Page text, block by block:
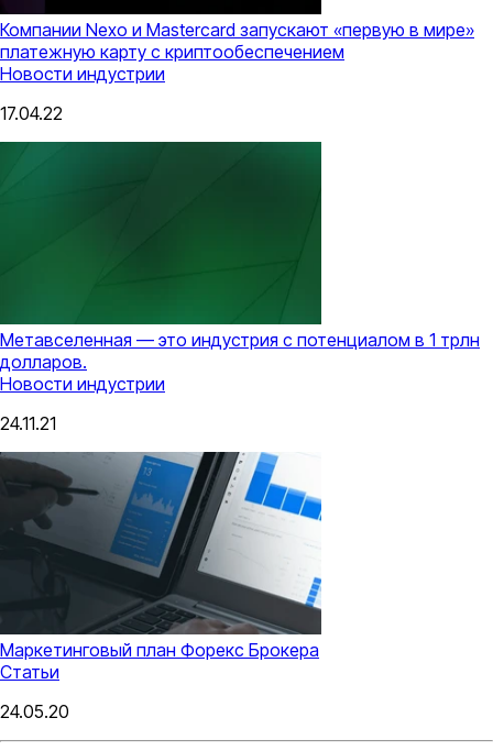
Компании Nexo и Mastercard запускают «первую в мире»
платежную карту с криптообеспечением
Новости индустрии
17.04.22
Метавселенная — это индустрия с потенциалом в 1 трлн
долларов.
Новости индустрии
24.11.21
Маркетинговый план Форекс Брокера
Статьи
24.05.20